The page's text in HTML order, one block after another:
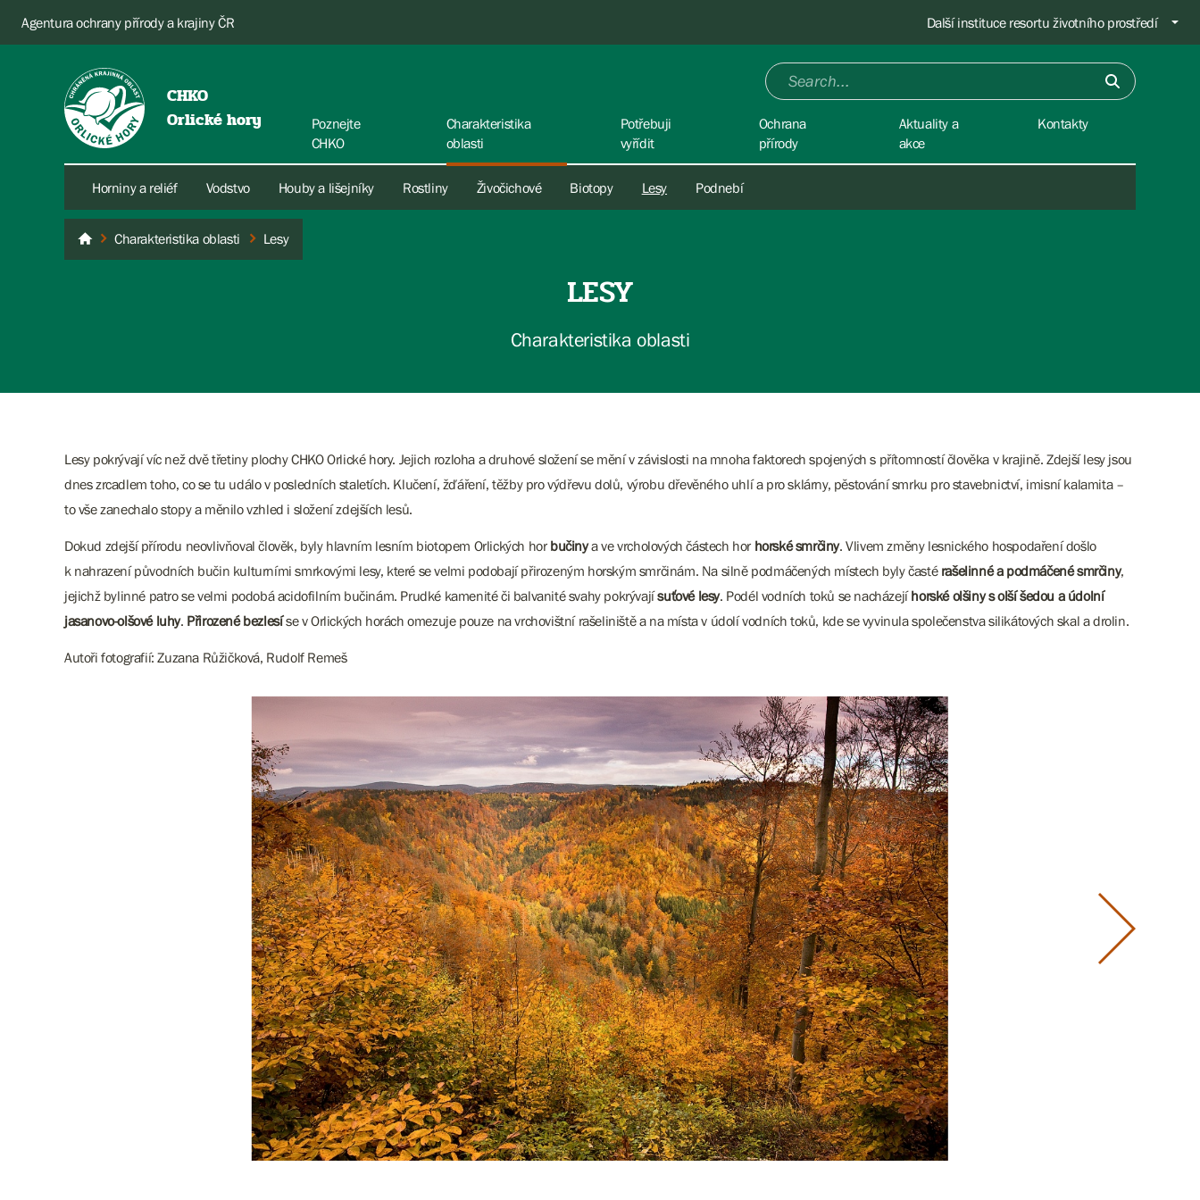
Agentura ochrany přírody a krajiny ČR Další instituce resortu životního prostředí
CHKO
Orlické hory
Poznejte
CHKO
Charakteristika
oblasti
Horniny a reliéf Vodstvo Houby a lišejníky Rostliny Živočichové Biotopy Lesy Podnebí
Potřebuji
vyřídit
Ochrana
přírody
Aktuality a
akce
Kontakty
Orlické hory
Charakteristika oblasti Lesy
LESY
Charakteristika oblasti
Lesy pokrývají víc než dvě třetiny plochy CHKO Orlické hory. Jejich rozloha a druhové složení se mění v závislosti na mnoha faktorech spojených s přítomností člověka v krajině. Zdejší lesy jsou
dnes zrcadlem toho, co se tu událo v posledních staletích. Klučení, žďáření, těžby pro výdřevu dolů, výrobu dřevěného uhlí a pro sklárny, pěstování smrku pro stavebnictví, imisní kalamita –
to vše zanechalo stopy a měnilo vzhled i složení zdejších lesů.
Dokud zdejší přírodu neovlivňoval člověk, byly hlavním lesním biotopem Orlických hor bučinya ve vrcholových částech hor horské smrčiny. Vlivem změny lesnického hospodaření došlo
k nahrazení původních bučin kulturními smrkovými lesy, které se velmi podobají přirozeným horským smrčinám. Na silně podmáčených místech byly časté rašelinné a podmáčenésmrčiny,
jejichž bylinné patro se velmi podobá acidofilním bučinám. Prudké kamenité či balvanité svahy pokrývajísuťové lesy. Podél vodních toků se nacházejíhorské olšiny s olšíšedou a údolní
jasanovo-olšové luhy. Přirozené bezlesíse v Orlických horách omezuje pouze na vrchovištní rašeliniště a na místa v údolí vodních toků, kde se vyvinula společenstva silikátových skal a drolin.
Autoři fotografií: Zuzana Růžičková, Rudolf Remeš